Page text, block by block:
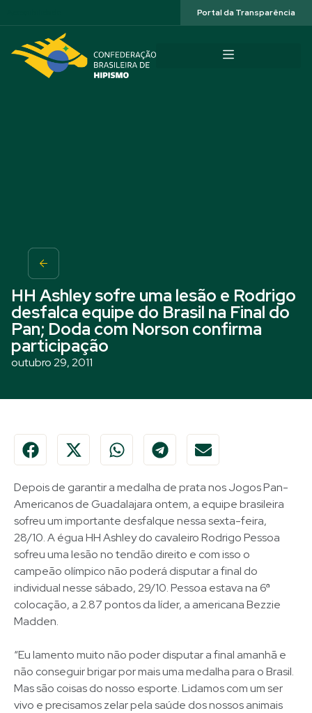
Portal da Transparência
HH Ashley sofre uma lesão e Rodrigo
desfalca equipe do Brasil na Final do
Pan; Doda com Norson confirma
participação
outubro 29, 2011
Depois de garantir a medalha de prata nos Jogos Pan-
Americanos de Guadalajara ontem, a equipe brasileira
sofreu um importante desfalque nessa sexta-feira,
28/10. A égua HH Ashley do cavaleiro Rodrigo Pessoa
sofreu uma lesão no tendão direito e com isso o
campeão olímpico não poderá disputar a final do
individual nesse sábado, 29/10. Pessoa estava na 6ª
colocação, a 2.87 pontos da líder, a americana Bezzie
Madden.
“Eu lamento muito não poder disputar a final amanhã e
não conseguir brigar por mais uma medalha para o Brasil.
Mas são coisas do nosso esporte. Lidamos com um ser
vivo e precisamos zelar pela saúde dos nossos animais